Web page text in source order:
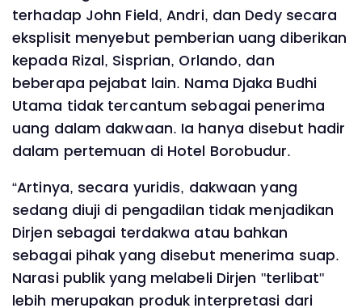
terhadap John Field, Andri, dan Dedy secara
eksplisit menyebut pemberian uang diberikan
kepada Rizal, Sisprian, Orlando, dan
beberapa pejabat lain. Nama Djaka Budhi
Utama tidak tercantum sebagai penerima
uang dalam dakwaan. Ia hanya disebut hadir
dalam pertemuan di Hotel Borobudur.
“Artinya, secara yuridis, dakwaan yang
sedang diuji di pengadilan tidak menjadikan
Dirjen sebagai terdakwa atau bahkan
sebagai pihak yang disebut menerima suap.
Narasi publik yang melabeli Dirjen "terlibat"
lebih merupakan produk interpretasi dari